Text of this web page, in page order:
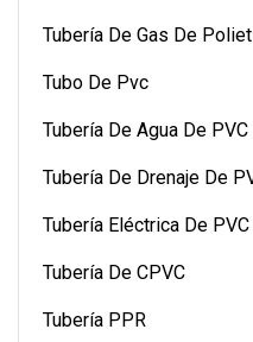
Tubería De Gas De
Tubo De Pvc
Tubería De Agua De PVC
Tubería De Drenaje De
Tubería Eléctrica De PVC
Tubería De CPVC
Tubería PPR